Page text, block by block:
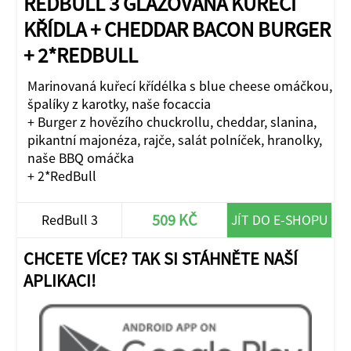
KŘÍDLA + CHEDDAR BACON BURGER
+ 2*REDBULL
Marinovaná kuřecí křídélka s blue cheese omáčkou,
špalíky z karotky, naše focaccia
+ Burger z hovězího chuckrollu, cheddar, slanina,
pikantní majonéza, rajče, salát polníček, hranolky,
naše BBQ omáčka
+ 2*RedBull
RedBull 3 509 KČ JÍT DO E-SHOPU
CHCETE VÍCE? TAK SI STÁHNĚTE NAŠÍ
APLIKACI!